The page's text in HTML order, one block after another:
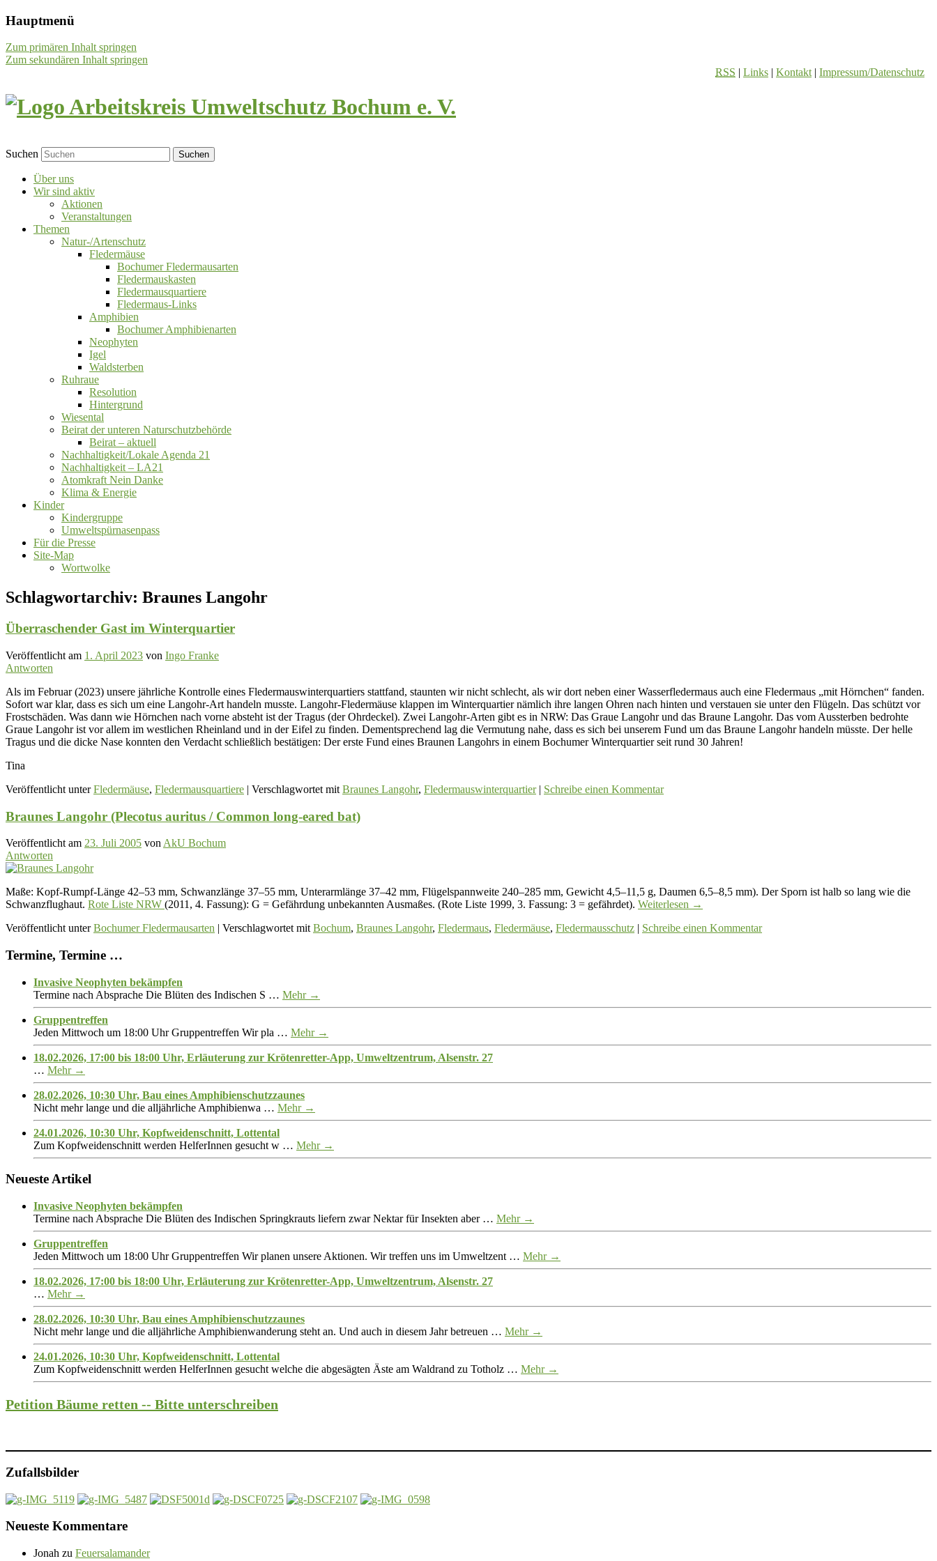
Hauptmenü
Zum primären Inhalt springen
Zum sekundären Inhalt springen
RSS | Links | Kontakt| Impressum/Datenschutz
Suchen
Über uns
Wir sind aktiv
Aktionen
Veranstaltungen
Themen
Natur-/Artenschutz
Fledermäuse
Bochumer Fledermausarten
Fledermauskasten
Fledermausquartiere
Fledermaus-Links
Amphibien
Bochumer Amphibienarten
Neophyten
Igel
Waldsterben
Ruhraue
Resolution
Hintergrund
Wiesental
Beirat der unteren Naturschutzbehörde
Beirat ‒ aktuell
Nachhaltigkeit/Lokale Agenda 21
Nachhaltigkeit – LA21
Atomkraft Nein Danke
Klima & Energie
Kinder
Kindergruppe
Umweltspürnasenpass
Für die Presse
Site-Map
Wortwolke
Schlagwortarchiv: Braunes Langohr
Überraschender Gast im Winterquartier
Veröffentlicht am 1. April 2023 von Ingo Franke
Antworten
Als im Februar (2023) unsere jährliche Kontrolle eines Fledermauswinterquartiers stattfand, staunten wir nicht schlecht, als wir dort neben einer Wasserfledermaus auch eine Fledermaus „mit Hörnchen“ fanden.
Sofort war klar, dass es sich um eine Langohr-Art handeln musste. Langohr-Fledermäuse klappen im Winterquartier nämlich ihre langen Ohren nach hinten und verstauen sie unter den Flügeln. Das schützt vor
Frostschäden. Was dann wie Hörnchen nach vorne absteht ist der Tragus (der Ohrdeckel). Zwei Langohr-Arten gibt es in NRW: Das Graue Langohr und das Braune Langohr. Das vom Aussterben bedrohte
Graue Langohr ist vor allem im westlichen Rheinland und in der Eifel zu finden. Dementsprechend lag die Vermutung nahe, dass es sich bei unserem Fund um das Braune Langohr handeln müsste. Der helle
Tragus und die dicke Nase konnten den Verdacht schließlich bestätigen: Der erste Fund eines Braunen Langohrs in einem Bochumer Winterquartier seit rund 30 Jahren!
Tina
Veröffentlicht unter Fledermäuse, Fledermausquartiere | Verschlagwortet mit Braunes Langohr, Fledermauswinterquartier | Schreibe einen Kommentar
Braunes Langohr (Plecotus auritus / Common long-eared bat)
Veröffentlicht am 23. Juli 2005 von AkU Bochum
Antworten
Maße: Kopf-Rumpf-Länge 42–53 mm, Schwanzlänge 37–55 mm, Unterarmlänge 37–42 mm, Flügelspannweite 240–285 mm, Gewicht 4,5–11,5 g, Daumen 6,5–8,5 mm). Der Sporn ist halb so lang wie die
Schwanzflughaut. Rote Liste NRW (2011, 4. Fassung): G = Gefährdung unbekannten Ausmaßes. (Rote Liste 1999, 3. Fassung: 3 = gefährdet). Weiterlesen →
Veröffentlicht unter Bochumer Fledermausarten | Verschlagwortet mit Bochum, Braunes Langohr, Fledermaus, Fledermäuse, Fledermausschutz | Schreibe einen Kommentar
Termine, Termine …
Invasive Neophyten bekämpfen
Termine nach Absprache Die Blüten des Indischen S … Mehr →
Gruppentreffen
Jeden Mittwoch um 18:00 Uhr Gruppentreffen Wir pla … Mehr →
18.02.2026, 17:00 bis 18:00 Uhr, Erläuterung zur Krötenretter-App, Umweltzentrum, Alsenstr. 27
… Mehr →
28.02.2026, 10:30 Uhr, Bau eines Amphibienschutzzaunes
Nicht mehr lange und die alljährliche Amphibienwa … Mehr →
24.01.2026, 10:30 Uhr, Kopfweidenschnitt, Lottental
Zum Kopfweidenschnitt werden HelferInnen gesucht w … Mehr →
Neueste Artikel
Invasive Neophyten bekämpfen
Termine nach Absprache Die Blüten des Indischen Springkrauts liefern zwar Nektar für Insekten aber … Mehr →
Gruppentreffen
Jeden Mittwoch um 18:00 Uhr Gruppentreffen Wir planen unsere Aktionen. Wir treffen uns im Umweltzent … Mehr →
18.02.2026, 17:00 bis 18:00 Uhr, Erläuterung zur Krötenretter-App, Umweltzentrum, Alsenstr. 27
… Mehr →
28.02.2026, 10:30 Uhr, Bau eines Amphibienschutzzaunes
Nicht mehr lange und die alljährliche Amphibienwanderung steht an. Und auch in diesem Jahr betreuen … Mehr →
24.01.2026, 10:30 Uhr, Kopfweidenschnitt, Lottental
Zum Kopfweidenschnitt werden HelferInnen gesucht welche die abgesägten Äste am Waldrand zu Totholz … Mehr →
Petition Bäume retten -- Bitte unterschreiben
Zufallsbilder
Neueste Kommentare
Jonah zu Feuersalamander